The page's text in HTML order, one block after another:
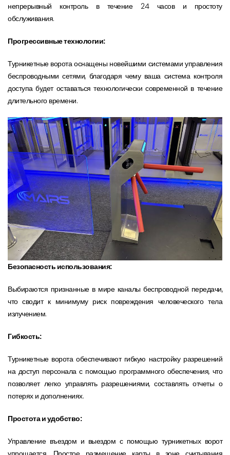
непрерывный контроль в течение 24 часов и простоту
обслуживания.
Прогрессивные технологии:
Турникетные ворота оснащены новейшими системами управления
беспроводными сетями, благодаря чему ваша система контроля
доступа будет оставаться технологически современной в течение
длительного времени.
Безопасность использования:
Выбираются признанные в мире каналы беспроводной передачи,
что сводит к минимуму риск повреждения человеческого тела
излучением.
Гибкость:
Турникетные ворота обеспечивают гибкую настройку разрешений
на доступ персонала с помощью программного обеспечения, что
позволяет легко управлять разрешениями, составлять отчеты о
потерях и дополнениях.
Простота и удобство:
Управление въездом и выездом с помощью турникетных ворот